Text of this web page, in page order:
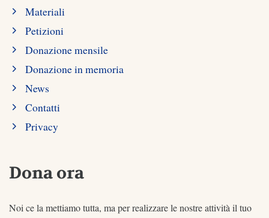
Materiali
Petizioni
Donazione mensile
Donazione in memoria
News
Contatti
Privacy
Dona ora
Noi ce la mettiamo tutta, ma per realizzare le nostre attività il tuo